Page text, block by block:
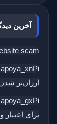
آخرین
scam
ارزان‌تر
برای اعتبار